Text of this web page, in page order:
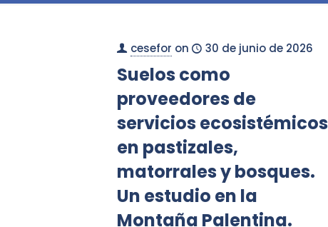
cesefor on 30 de junio de 2026
Suelos como
proveedores de
servicios ecosistémicos
en pastizales,
matorrales y bosques.
Un estudio en la
Montaña Palentina.